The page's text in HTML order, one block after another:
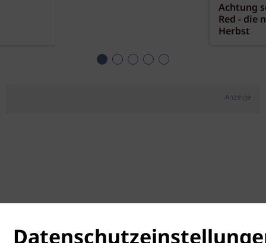
Achtung
Red - die
Herbst
Anzeige